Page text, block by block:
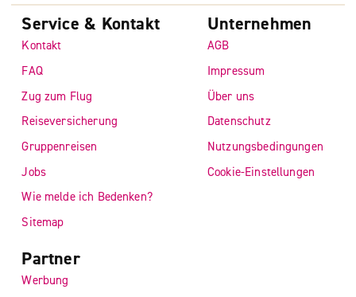
Service & Kontakt
Kontakt
FAQ
Zug zum Flug
Reiseversicherung
Gruppenreisen
Jobs
Wie melde ich Bedenken?
Sitemap
Unternehmen
AGB
Impressum
Über uns
Datenschutz
Nutzungsbedingungen
Cookie-Einstellungen
Partner
Werbung